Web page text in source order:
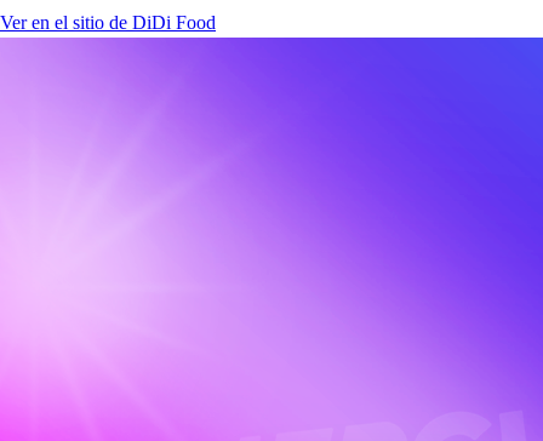
Ver en el sitio de DiDi Food